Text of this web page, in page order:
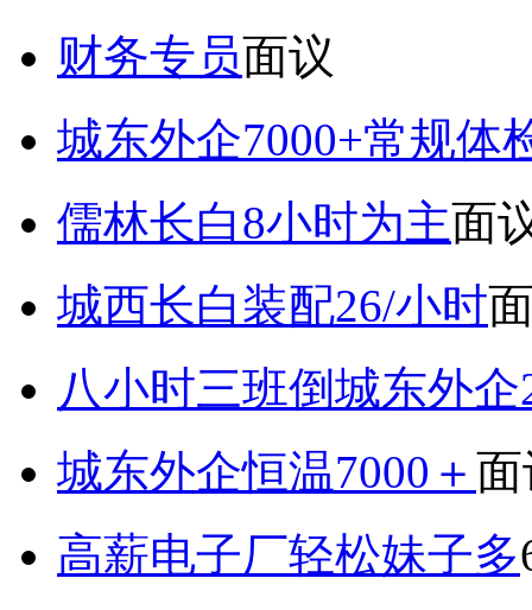
财务专员面议
城东外企7000+常规体
儒林长白8小时为主面
城西长白装配26/小时
八小时三班倒城东外企
城东外企恒温7000＋
高薪电子厂轻松妹子多